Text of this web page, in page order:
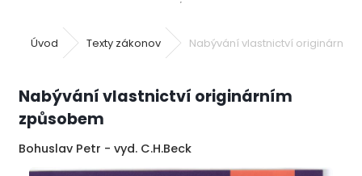
Úvod Texty zákonov Nabývání vlastnictví
Nabývání vlastnictví originárním
způsobem
Bohuslav Petr - vyd. C.H.Beck